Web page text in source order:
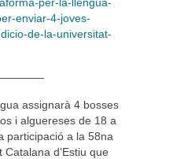
enviar-4-joves-
de-la-universitat-
assignarà 4 bosses
i alguereses de 18 a
participació a la 58na
d’Estiu que